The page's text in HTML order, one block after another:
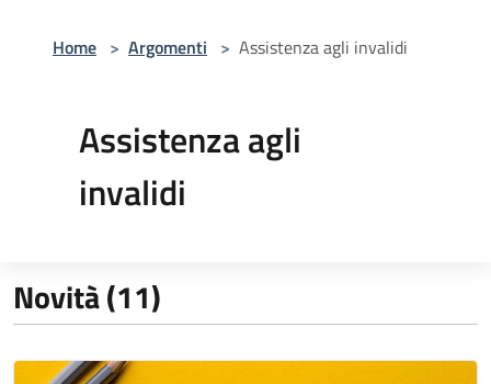
Home > Argomenti > Assistenza agli invalidi
Assistenza agli
invalidi
Novità (11)